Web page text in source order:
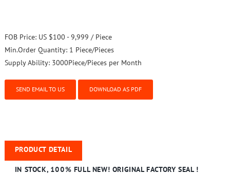
FOB Price: US $100 - 9,999 / Piece
Min.Order Quantity: 1 Piece/Pieces
Supply Ability: 3000Piece/Pieces per Month
SEND EMAIL TO US DOWNLOAD AS PDF
PRODUCT DETAIL
IN STOCK, 100% FULL NEW! ORIGINAL FACTORY SEAL !